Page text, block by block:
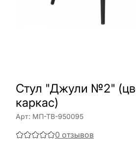
Стул "Джули №2"
каркас)
Арт: МП-ТВ-950095
0 отзывов